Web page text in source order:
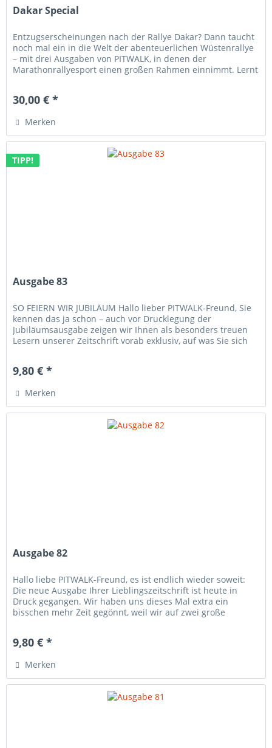
Dakar Special
Entzugserscheinungen nach der Rallye Dakar? Dann taucht
noch mal ein in die Welt der abenteuerlichen Wüstenrallye
– mit drei Ausgaben von PITWALK, in denen der
Marathonrallyesport einen großen Rahmen einnimmt. Lernt
30,00 € *
Merken
TIPP!
Ausgabe 83
SO FEIERN WIR JUBILÄUM Hallo lieber PITWALK-Freund, Sie
kennen das ja schon – auch vor Drucklegung der
Jubiläumsausgabe zeigen wir Ihnen als besonders treuen
Lesern unserer Zeitschrift vorab exklusiv, auf was Sie sich
9,80 € *
Merken
Ausgabe 82
Hallo liebe PITWALK-Freund, es ist endlich wieder soweit:
Die neue Ausgabe Ihrer Lieblingszeitschrift ist heute in
Druck gegangen. Wir haben uns dieses Mal extra ein
bisschen mehr Zeit gegönnt, weil wir auf zwei große
9,80 € *
Merken